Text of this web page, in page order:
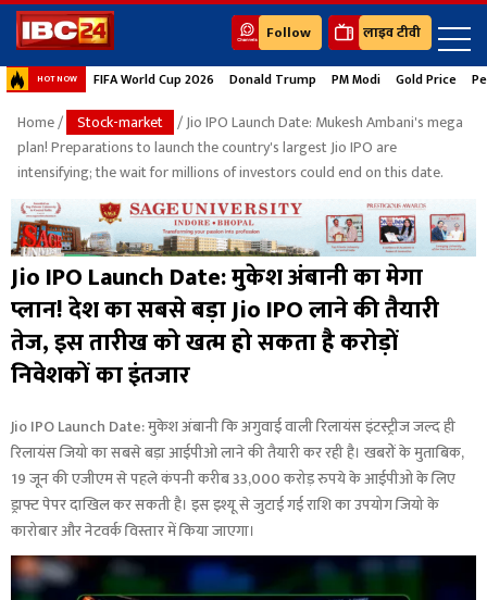
Follow लाइव टीवी
HOT NOW FIFA World Cup 2026 Donald Trump PM Modi Gold Price
Home/ Stock-market / Jio IPO Launch Date: Mukesh Ambani's mega
plan! Preparations to launch the country's largest Jio IPO are
intensifying; the wait for millions of investors could end on this date.
Jio IPO Launch Date: मुकेश अंबानी का मेगा
प्लान! देश का सबसे बड़ा Jio IPO लाने की तैयारी
तेज, इस तारीख को खत्म हो सकता है करोड़ों
निवेशकों का इंतजार
Jio IPO Launch Date: मुकेश अंबानी कि अगुवाई वाली रिलायंस इंटस्ट्रीज जल्द ही
रिलायंस जियो का सबसे बड़ा आईपीओ लाने की तैयारी कर रही है। खबरों के मुताबिक,
19 जून की एजीएम से पहले कंपनी करीब 33,000 करोड़ रुपये के आईपीओ के लिए
ड्राफ्ट पेपर दाखिल कर सकती है। इस इश्यू से जुटाई गई राशि का उपयोग जियो के
कारोबार और नेटवर्क विस्तार में किया जाएगा।